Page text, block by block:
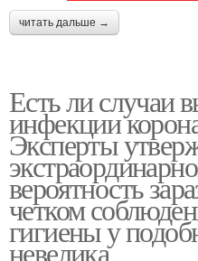
читать дальше →
Есть ли случаи
инфекции
Эксперты
вероятность
четком
гигиены у
невелика